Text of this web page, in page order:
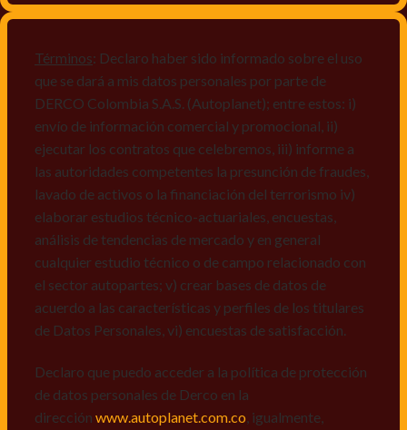
mismos, vi) crear bases de datos de acuerdo a las
características y perfiles de los titulares de Datos
Personales, v) encuestas de satisfacción, vi) reportes
recall.
Declaro que puedo acceder a la política de protección
de datos personales de Derco en la
direcciónwww.autoplanet.com.co, igualmente,
manifiesto que he sido informado sobre mis derechos
a conocer, actualizar, rectificar, suprimir, solicitar
prueba: i) de autorización y ii) finalidad, presentar
quejas y/o reclamos en canales de
atención: servicioalcliente@derco.com.coy en
responsables, para que efectúen el tratamiento de mis
datos conforme lo expuesto.
Términos: Declaro haber sido informado sobre el uso
que se dará a mis datos personales por parte de
DERCO Colombia S.A.S. (Autoplanet); entre estos: i)
envío de información comercial y promocional, ii)
ejecutar los contratos que celebremos, iii) informe a
las autoridades competentes la presunción de fraudes,
lavado de activos o la financiación del terrorismo iv)
elaborar estudios técnico-actuariales, encuestas,
análisis de tendencias de mercado y en general
cualquier estudio técnico o de campo relacionado con
el sector autopartes; v) crear bases de datos de
acuerdo a las características y perfiles de los titulares
de Datos Personales, vi) encuestas de satisfacción.
Declaro que puedo acceder a la política de protección
de datos personales de Derco en la
dirección www.autoplanet.com.co , igualmente,